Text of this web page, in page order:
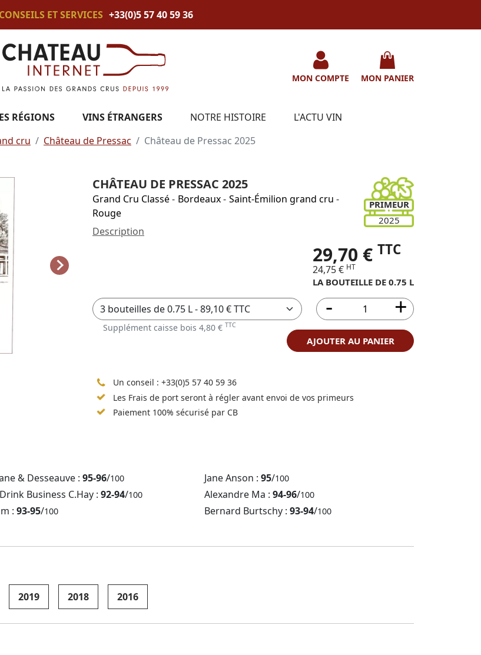
CONSEILS ET SERVICES +33(0)5 57 40 59 36
MON COMPTE MON PANIER
RÉGIONS VINS ÉTRANGERS NOTRE HISTOIRE
L'ACTU VIN
cru Château de Pressac Château de Pressac 2025
CHÂTEAU DE PRESSAC 2025
Grand Cru Classé- Bordeaux- Saint-Émilion grand cru -
Rouge
PRIMEUR
2025
Description
29,70 € TTC
24,75 € HT
LA BOUTEILLE DE 0.75 L
Supplément caisse bois 4,80 € TTC
AJOUTER AU PANIER
Un conseil : +33(0)5 57 40 59 36
Les Frais de port seront à régler avant envoi de vos primeurs
Paiement 100% sécurisé par CB
& Desseauve : 95-96/100 Jane Anson : 95/100
Business C.Hay : 92-94/100 Alexandre Ma : 94-96/100
: 93-95/100 Bernard Burtschy : 93-94/100
2019 2018 2016